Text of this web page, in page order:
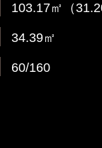
103.17㎡（
34.39㎡
60/160